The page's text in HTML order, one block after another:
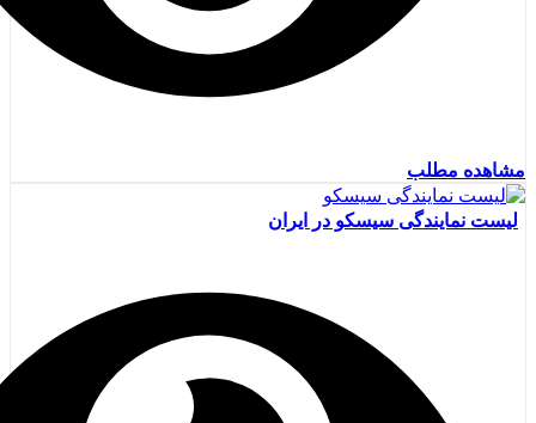
مشاهده مطلب
لیست نمایندگی سیسکو در ایران